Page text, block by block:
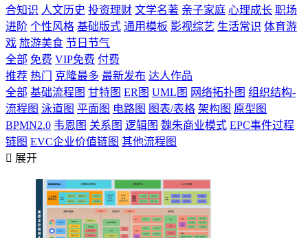
合知识 人文历史 投资理财 文学名著 亲子家庭 心理成长 职场
进阶 个性风格 基础版式 通用模板 影视综艺 生活常识 体育游
戏 旅游美食 节日节气
全部 免费 VIP免费 付费
推荐 热门 克隆最多 最新发布 达人作品
全部 基础流程图 甘特图 ER图 UML图 网络拓扑图 组织结构-
流程图 泳道图 平面图 电路图 图表/表格 架构图 原型图
BPMN2.0 韦恩图 关系图 逻辑图 魏朱商业模式 EPC事件过程
链图 EVC企业价值链图 其他流程图
 展开